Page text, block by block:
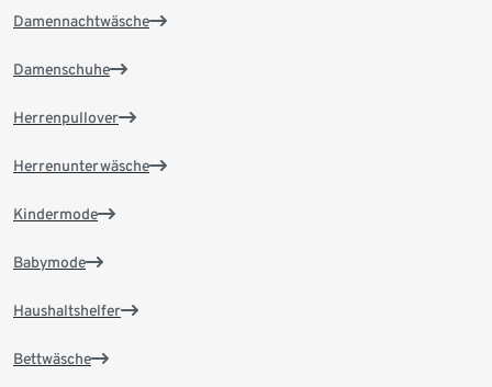
Damennachtwäsche
Damenschuhe
Herrenpullover
Herrenunterwäsche
Kindermode
Babymode
Haushaltshelfer
Bettwäsche